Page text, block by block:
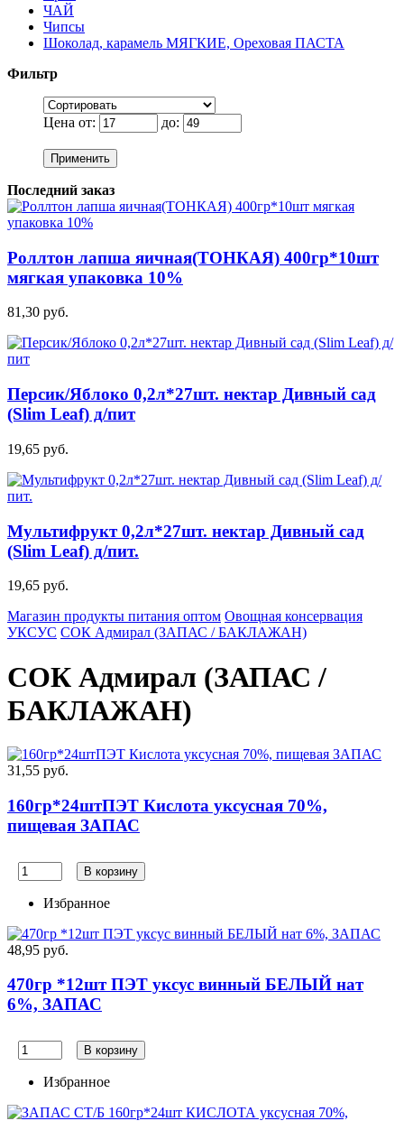
ЧАЙ
Чипсы
Шоколад, карамель МЯГКИЕ, Ореховая ПАСТА
Фильтр
Цена от: до:
Применить
Последний заказ
Роллтон лапша яичная(ТОНКАЯ) 400гр*10шт
мягкая упаковка 10%
81,30 руб.
Персик/Яблоко 0,2л*27шт. нектар Дивный сад
(Slim Leaf) д/пит
19,65 руб.
Мультифрукт 0,2л*27шт. нектар Дивный сад
(Slim Leaf) д/пит.
19,65 руб.
Магазин продукты питания оптом Овощная консервация
УКСУС СОК Адмирал (ЗАПАС / БАКЛАЖАН)
СОК Адмирал (ЗАПАС /
БАКЛАЖАН)
31,55 руб.
160гр*24штПЭТ Кислота уксусная 70%,
пищевая ЗАПАС
В корзину
Избранное
48,95 руб.
470гр *12шт ПЭТ уксус винный БЕЛЫЙ нат
6%, ЗАПАС
В корзину
Избранное